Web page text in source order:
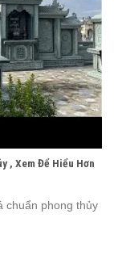
, Xem Để Hiểu Hơn
chuẩn phong thủy